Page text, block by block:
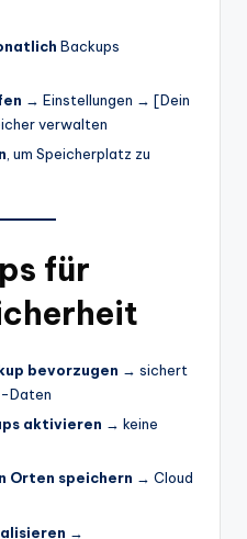
Backups
→ Einstellungen → [Dein
verwalten
, um Speicherplatz zu
für
bevorzugen → sichert
Daten
aktivieren → keine
Orten speichern → Cloud
→